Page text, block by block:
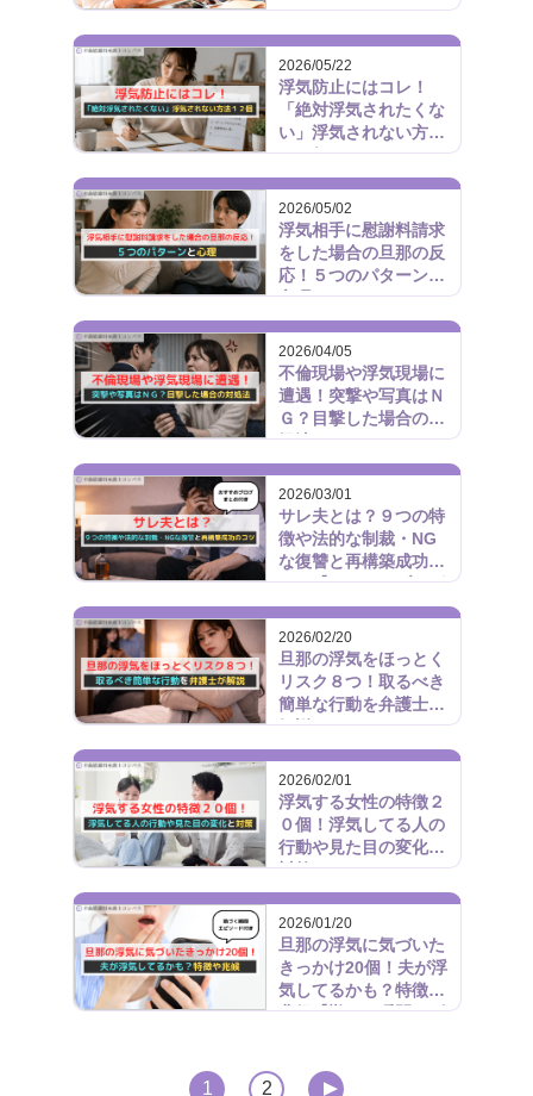
３つ
2026/05/22
浮気防止にはコレ！
「絶対浮気されたくな
い」浮気されない方法
１２個
2026/05/02
浮気相手に慰謝料請求
をした場合の旦那の反
応！５つのパターンと
心理
2026/04/05
不倫現場や浮気現場に
遭遇！突撃や写真はＮ
Ｇ？目撃した場合の対
処法
2026/03/01
サレ夫とは？９つの特
徴や法的な制裁・NG
な復讐と再構築成功の
コツ【おすすめブログ
まとめ付き】
2026/02/20
旦那の浮気をほっとく
リスク８つ！取るべき
簡単な行動を弁護士が
解説
2026/02/01
浮気する女性の特徴２
０個！浮気してる人の
行動や見た目の変化と
対策
2026/01/20
旦那の浮気に気づいた
きっかけ20個！夫が浮
気してるかも？特徴や
兆候【勘づく瞬間エピ
投稿のページ送り
1 2 ▼